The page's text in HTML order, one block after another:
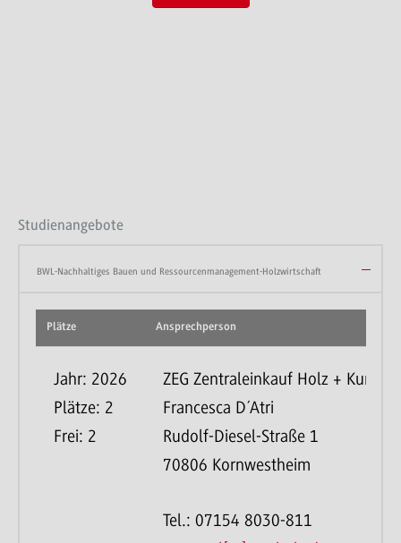
Studienangebote
BWL-Nachhaltiges Bauen und Ressourcenmanagement-Holzwirtschaft
Plätze Ansprechperson
Jahr: 2026
Plätze: 2
Frei: 2
ZEG Zentraleinkauf Holz +
Francesca D´Atri
Rudolf-Diesel-Straße 1
70806 Kornwestheim
Tel.: 07154 8030-811